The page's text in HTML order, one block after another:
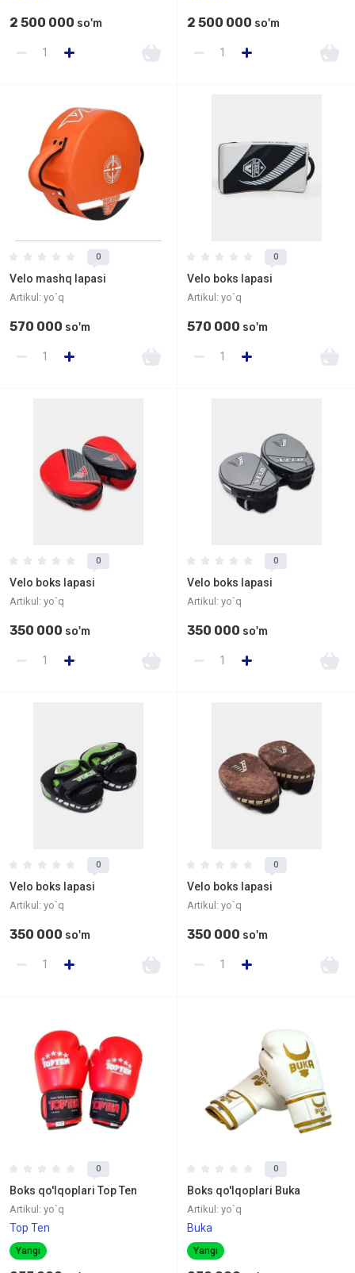
2 500 000 so'm 2 500 000 so'm
0
Velo mashq lapasi
Artikul: yo`q
570 000 so'm
0
Velo boks lapasi
Artikul: yo`q
570 000 so'm
0
Velo boks lapasi
Artikul: yo`q
350 000 so'm
0
Velo boks lapasi
Artikul: yo`q
350 000 so'm
0
Velo boks lapasi
Artikul: yo`q
350 000 so'm
0
Velo boks lapasi
Artikul: yo`q
350 000 so'm
0
Boks qo'lqoplari Top Ten
Artikul: yo`q
Top Ten
Yangi
0
Boks qo'lqoplari Buka
Artikul: yo`q
Buka
Yangi